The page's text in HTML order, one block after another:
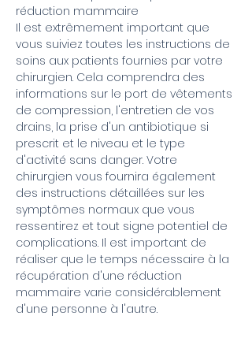
réduction mammaire
Il est extrêmement important que
vous suiviez toutes les instructions de
soins aux patients fournies par votre
chirurgien. Cela comprendra des
informations sur le port de vêtements
de compression, l'entretien de vos
drains, la prise d'un antibiotique si
prescrit et le niveau et le type
d'activité sans danger. Votre
chirurgien vous fournira également
des instructions détaillées sur les
symptômes normaux que vous
ressentirez et tout signe potentiel de
complications. Il est important de
réaliser que le temps nécessaire à la
récupération d'une réduction
mammaire varie considérablement
d'une personne à l'autre.